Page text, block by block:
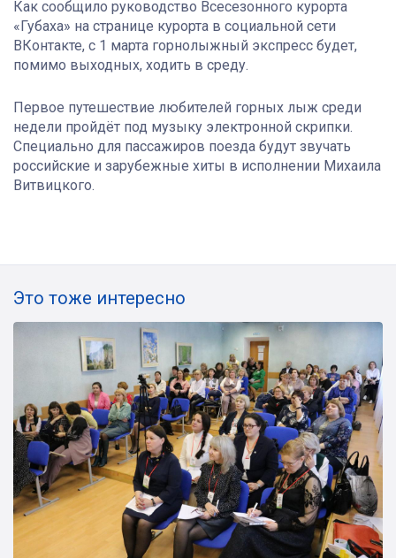
Как сообщило руководство Всесезонного курорта
«Губаха» на странице курорта в социальной сети
ВКонтакте, с 1 марта горнолыжный экспресс будет,
помимо выходных, ходить в среду.
Первое путешествие любителей горных лыж среди
недели пройдёт под музыку электронной скрипки.
Специально для пассажиров поезда будут звучать
российские и зарубежные хиты в исполнении Михаила
Витвицкого.
Это тоже интересно